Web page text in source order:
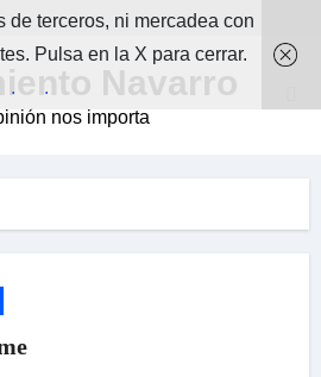
Navarro
nos importa
de terceros, ni mercadea con
Pulsa en la X para cerrar.
.
.